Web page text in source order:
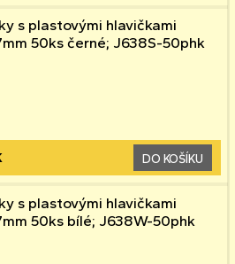
s plastovými hlavičkami
50ks černé; J638S-50phk
DO KOŠÍKU
s plastovými hlavičkami
50ks bílé; J638W-50phk